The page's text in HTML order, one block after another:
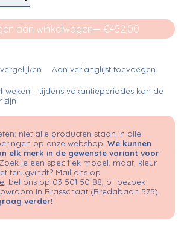
aan winkelwagen
— €452,00
Aan verlanglijst toevoegen
weken – tijdens vakantieperiodes kan de
zijn
niet alle producten staan in alle
op onze webshop. We kunnen
elk merk in de gewenste variant voor
Zoek je een specifiek model, maat, kleur
terugvindt? Mail ons op
, bel ons op 03 501 50 88, of bezoek
in Brasschaat (Bredabaan 575).
verder!